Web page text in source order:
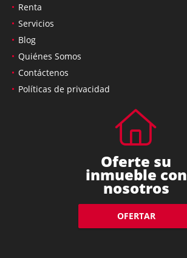
Renta
Servicios
Blog
Quiénes Somos
Contáctenos
Políticas de privacidad
Oferte su
inmueble con
nosotros
OFERTAR